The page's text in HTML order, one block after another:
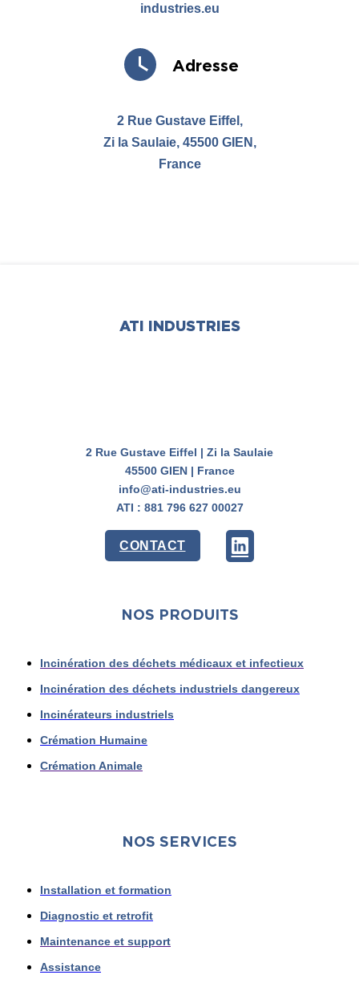
industries.eu
Adresse
2 Rue Gustave Eiffel,
Zi la Saulaie, 45500 GIEN,
France
ATI INDUSTRIES
2 Rue Gustave Eiffel | Zi la Saulaie
45500 GIEN | France
info@ati-industries.eu
ATI : 881 796 627 00027
CONTACT
NOS PRODUITS
Incinération des déchets médicaux et infectieux
Incinération des déchets industriels dangereux
Incinérateurs industriels
Crémation Humaine
Crémation Animale
NOS SERVICES
Installation et formation
Diagnostic et retrofit
Maintenance et support
Assistance